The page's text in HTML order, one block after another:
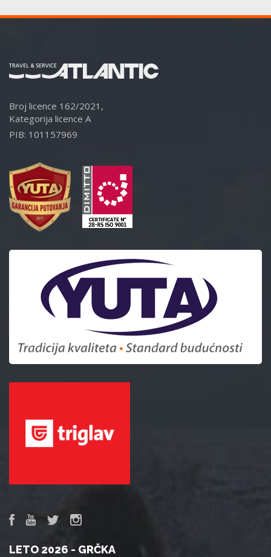
Broj licence 162/2021,
Kategorija licence A
PIB: 101157969
LETO 2026 - GRČKA